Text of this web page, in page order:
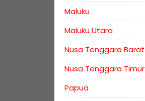
Maluku
Maluku Utara
Nusa Tenggara Barat
Nusa Tenggara Timur
Papua